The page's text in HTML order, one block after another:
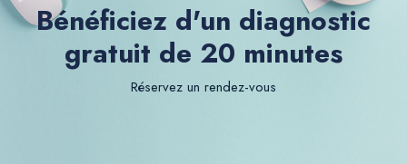
Bénéficiez d'un diagnostic
gratuit de 20 minutes
Réservez un rendez-vous